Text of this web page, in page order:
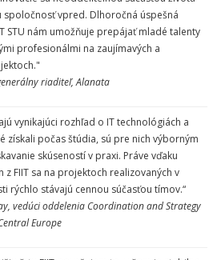
spoločnosť vpred. Dlhoročná úspešná
STU nám umožňuje prepájať mladé talenty
profesionálmi na zaujímavých a
riaditeľ, Alanata
vynikajúci rozhľad o IT technológiách a
získali počas štúdia, sú pre nich výborným
skúseností v praxi. Práve vďaku
z FIIT sa na projektoch realizovaných v
rýchlo stávajú cennou súčasťou tímov.“
vedúci oddelenia Coordination and Strategy
Europe